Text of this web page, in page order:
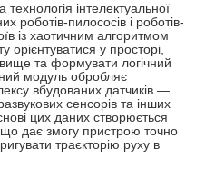
інтелектуальної
роботів-пилососів і роботів-
із хаотичним алгоритмом
орієнтуватися у просторі,
та формувати логічний
модуль обробляє
вбудованих датчиків —
сенсорів та інших
цих даних створюється
дає змогу пристрою точно
траєкторію руху в